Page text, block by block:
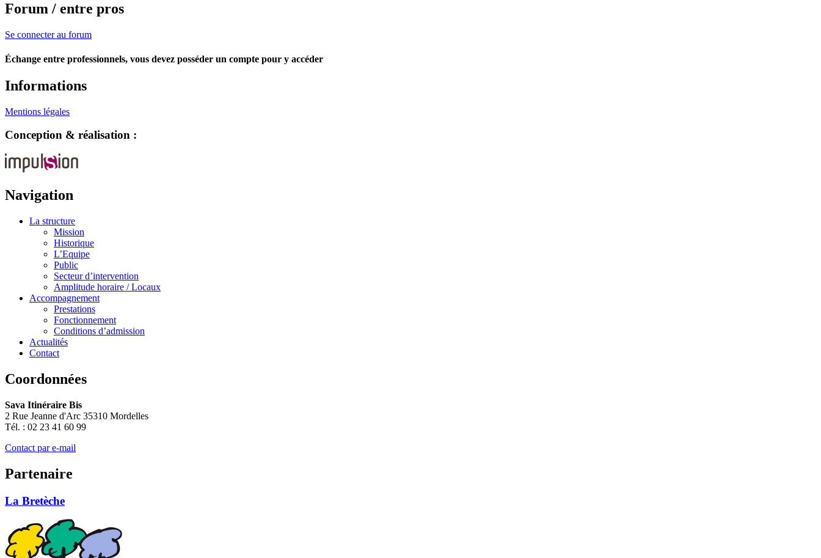
Forum / entre pros
Se connecter au forum
Échange entre professionnels, vous devez posséder un compte pour y accéder
Informations
Mentions légales
Conception & réalisation :
Navigation
La structure
Mission
Historique
L’Equipe
Public
Secteur d’intervention
Amplitude horaire / Locaux
Accompagnement
Prestations
Fonctionnement
Conditions d’admission
Actualités
Contact
Coordonnées
Sava Itinéraire Bis
2 Rue Jeanne d'Arc 35310 Mordelles
Tél. : 02 23 41 60 99
Contact par e-mail
Partenaire
La Bretèche